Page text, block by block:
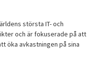
största IT- och
och är fokuserade på att
öka avkastningen på sina